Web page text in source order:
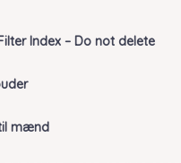
Index – Do not delete
mænd